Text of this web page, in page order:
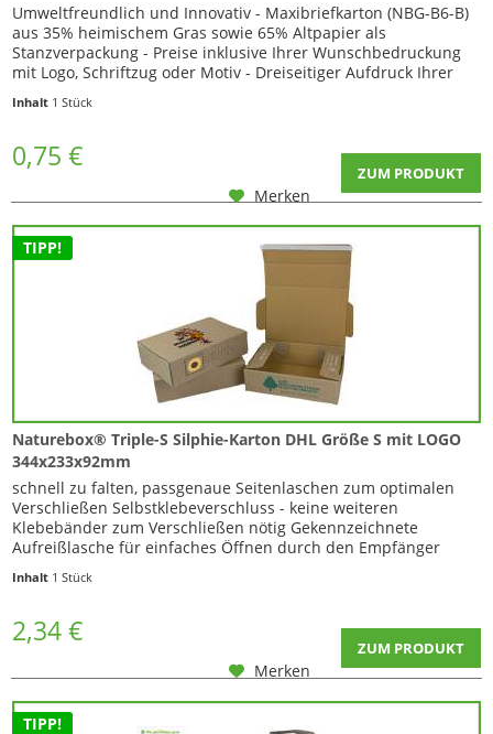
Umweltfreundlich und Innovativ - Maxibriefkarton (NBG-B6-B)
aus 35% heimischem Gras sowie 65% Altpapier als
Stanzverpackung - Preise inklusive Ihrer Wunschbedruckung
mit Logo, Schriftzug oder Motiv - Dreiseitiger Aufdruck Ihrer
Inhalt 1 Stück
0,75 € ZUM PRODUKT
Merken
TIPP!
Naturebox® Triple-S Silphie-Karton DHL Größe S mit LOGO
344x233x92mm
schnell zu falten, passgenaue Seitenlaschen zum optimalen
Verschließen Selbstklebeverschluss - keine weiteren
Klebebänder zum Verschließen nötig Gekennzeichnete
Aufreißlasche für einfaches Öffnen durch den Empfänger
Inhalt 1 Stück
2,34 € ZUM PRODUKT
Merken
TIPP!